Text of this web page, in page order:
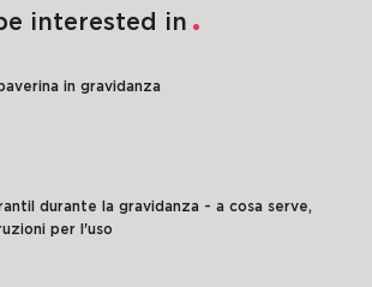
interested in
in gravidanza
durante la gravidanza - a cosa serve,
per l'uso